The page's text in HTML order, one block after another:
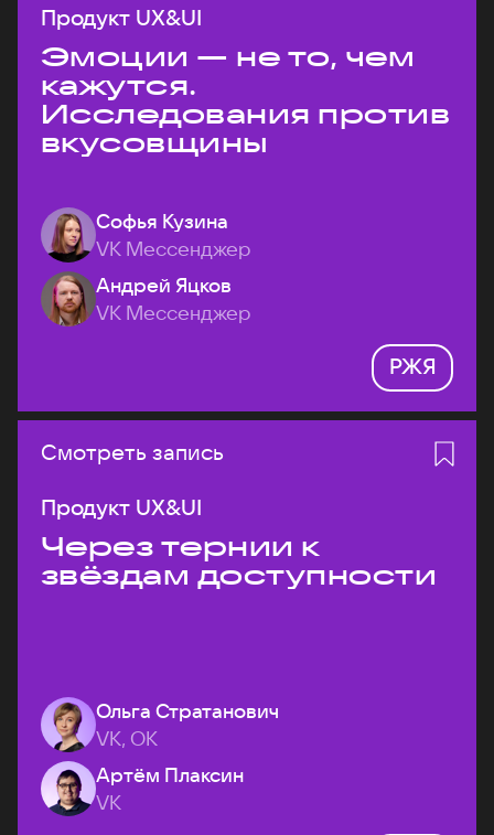
Продукт UX&UI
Эмоции — не то, чем
кажутся.
Исследования против
вкусовщины
Софья Кузина
VK Мессенджер
Андрей Яцков
VK Мессенджер
РЖЯ
Смотреть запись
Продукт UX&UI
Через тернии к
звёздам доступности
Ольга Стратанович
VK, ОК
Артём Плаксин
VK